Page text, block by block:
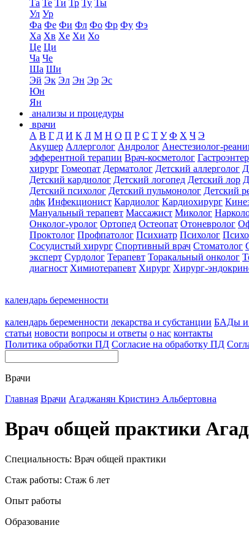
Та Те Ти Тр Ту Ты
Ул Ур
Фа Фе Фи Фл Фо Фр Фу Фэ
Ха Хв Хе Хи Хо
Це Ци
Ча Че
Ша Ши
Эй Эк Эл Эн Эр Эс
Юн
Ян
анализы и процедуры
врачи
А В Г Д И К Л М Н О П Р С Т У Ф Х Ч Э
Акушер Аллерголог Андролог Анестезиолог-
эфферентной терапии Врач-косметолог
хирург Гомеопат Дерматолог Детский аллерголог
Детский кардиолог Детский логопед Детский лор
Детский психолог Детский пульмонолог Детский
лфк Инфекционист Кардиолог Кардиохирург
Мануальный терапевт Массажист Миколог
Онколог-уролог Ортопед Остеопат Отоневролог
Проктолог Профпатолог Психиатр Психолог
Сосудистый хирург Спортивный врач Стоматолог
эксперт Сурдолог Терапевт Торакальный онколог
диагност Химиотерапевт Хирург Хирург-
календарь беременности
календарь беременности лекарства и субстанции БАДы и
статьи новости вопросы и ответы о нас контакты
Политика обработки ПД Согласие на обработку ПД
Врачи
Главная Врачи Агаджанян Кристинэ Альбертовна
Врач общей практики
Специальность: Врач общей практики
Стаж работы: Стаж 6 лет
Опыт работы
Образование